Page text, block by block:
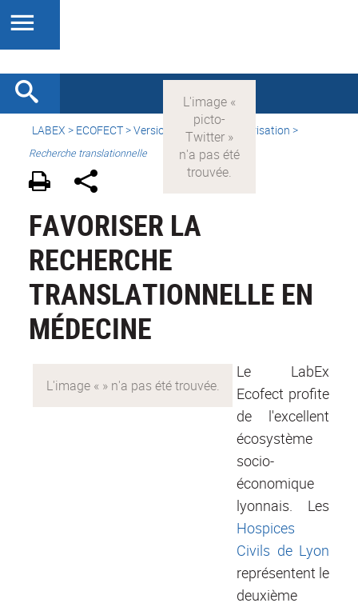
LABEX > ECOFECT>Version française > Valorisation >
Recherche translationnelle
FAVORISER LA
RECHERCHE
TRANSLATIONNELLE EN
MÉDECINE
Le LabEx
Ecofect profite
de l'excellent
écosystème
socio-
économique
lyonnais. Les
Hospices
Civils de Lyon
représentent le
deuxième